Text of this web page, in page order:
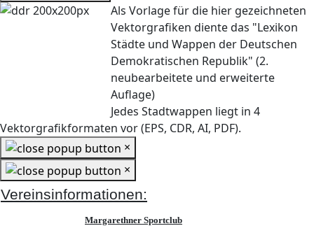
Als Vorlage für die hier gezeichneten
Vektorgrafiken diente das "Lexikon
Städte und Wappen der Deutschen
Demokratischen Republik" (2.
neubearbeitete und erweiterte
Auflage)
Jedes Stadtwappen liegt in 4
Vektorgrafikformaten vor (EPS, CDR, AI, PDF).
×
×
Vereinsinformationen:
Margarethner Sportclub